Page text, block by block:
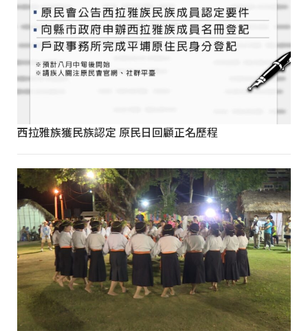
西拉雅族獲民族認定 原民日回顧正名歷程